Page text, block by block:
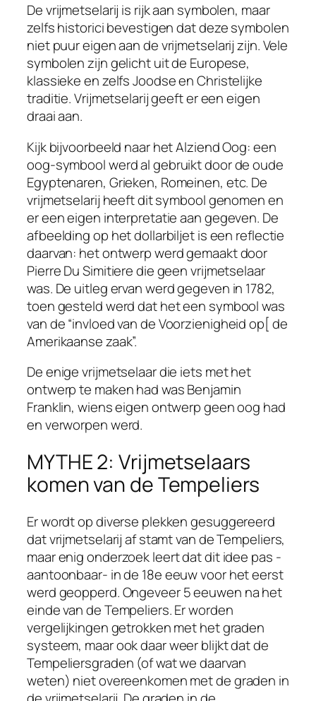
De vrijmetselarij is rijk aan symbolen, maar
zelfs historici bevestigen dat deze symbolen
niet puur eigen aan de vrijmetselarij zijn. Vele
symbolen zijn gelicht uit de Europese,
klassieke en zelfs Joodse en Christelijke
traditie. Vrijmetselarij geeft er een eigen
draai aan.
Kijk bijvoorbeeld naar het Alziend Oog: een
oog-symbool werd al gebruikt door de oude
Egyptenaren, Grieken, Romeinen, etc. De
vrijmetselarij heeft dit symbool genomen en
er een eigen interpretatie aan gegeven. De
afbeelding op het dollarbiljet is een reflectie
daarvan: het ontwerp werd gemaakt door
Pierre Du Simitiere die geen vrijmetselaar
was. De uitleg ervan werd gegeven in 1782,
toen gesteld werd dat het een symbool was
van de “invloed van de Voorzienigheid op[ de
Amerikaanse zaak”.
De enige vrijmetselaar die iets met het
ontwerp te maken had was Benjamin
Franklin, wiens eigen ontwerp geen oog had
en verworpen werd.
MYTHE 2: Vrijmetselaars
komen van de Tempeliers
Er wordt op diverse plekken gesuggereerd
dat vrijmetselarij af stamt van de Tempeliers,
maar enig onderzoek leert dat dit idee pas -
aantoonbaar- in de 18e eeuw voor het eerst
werd geopperd. Ongeveer 5 eeuwen na het
einde van de Tempeliers. Er worden
vergelijkingen getrokken met het graden
systeem, maar ook daar weer blijkt dat de
Tempeliersgraden (of wat we daarvan
weten) niet overeenkomen met de graden in